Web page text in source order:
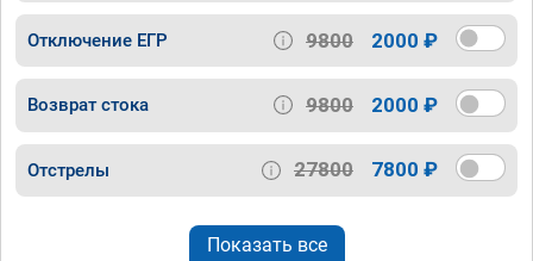
Отключение ЕГР 9800 2000 ₽
Возврат стока 9800 2000 ₽
Отстрелы 27800 7800 ₽
Показать все